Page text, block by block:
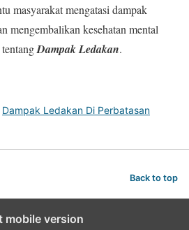
masyarakat mengatasi dampak
mengembalikan kesehatan mental
Dampak Ledakan.
Dampak Ledakan Di Perbatasan
Back to top
mobile version